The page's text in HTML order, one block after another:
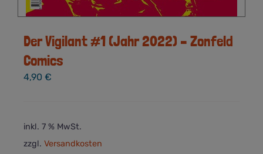
Der Vigilant #1 (Jahr 2022) – Zonfeld
Comics
4,90 €
inkl. 7 % MwSt.
zzgl. Versandkosten